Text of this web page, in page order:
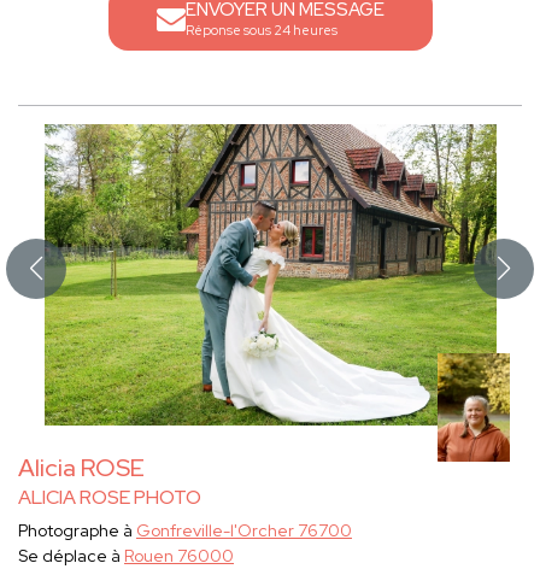
ENVOYER UN MESSAGE
Réponse sous 24 heures
Alicia ROSE
ALICIA ROSE PHOTO
Photographe à Gonfreville-l'Orcher 76700
Se déplace à Rouen 76000